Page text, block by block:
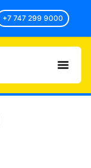
+7 747 299 9000